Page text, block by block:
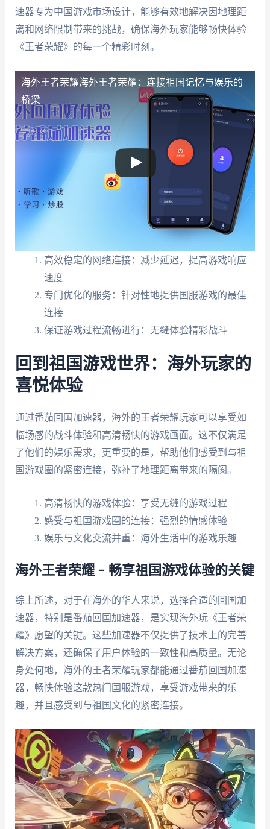
速器专为中国游戏市场设计，能够有效地解决因地理距
离和网络限制带来的挑战，确保海外玩家能够畅快体验
《王者荣耀》的每一个精彩时刻。
海外王者荣耀海外王者荣耀：连接祖国记忆与娱乐的
桥梁
高效稳定的网络连接：减少延迟，提高游戏响应
速度
专门优化的服务：针对性地提供国服游戏的最佳
连接
保证游戏过程流畅进行：无缝体验精彩战斗
回到祖国游戏世界：海外玩家的
喜悦体验
通过番茄回国加速器，海外的王者荣耀玩家可以享受如
临场感的战斗体验和高清畅快的游戏画面。这不仅满足
了他们的娱乐需求，更重要的是，帮助他们感受到与祖
国游戏圈的紧密连接，弥补了地理距离带来的隔阂。
高清畅快的游戏体验：享受无缝的游戏过程
感受与祖国游戏圈的连接：强烈的情感体验
娱乐与文化交流并重：海外生活中的游戏乐趣
海外王者荣耀 – 畅享祖国游戏体验的关键
综上所述，对于在海外的华人来说，选择合适的回国加
速器，特别是番茄回国加速器，是实现海外玩《王者荣
耀》愿望的关键。这些加速器不仅提供了技术上的完善
解决方案，还确保了用户体验的一致性和高质量。无论
身处何地，海外的王者荣耀玩家都能通过番茄回国加速
器，畅快体验这款热门国服游戏，享受游戏带来的乐
趣，并且感受到与祖国文化的紧密连接。